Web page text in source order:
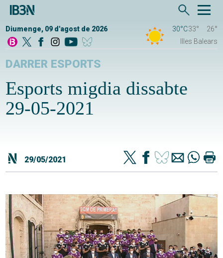
Diumenge, 09 d'agost de 2026 30°C33°
26°
Illes Balears
DARRER ESPORTS
Esports migdia dissabte
29-05-2021
29/05/2021